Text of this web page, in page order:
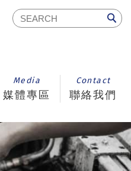
Media
媒體專區
Contact
聯絡我們